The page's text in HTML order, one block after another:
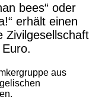
bees“ oder
erhält einen
Zivilgesellschaft
aus